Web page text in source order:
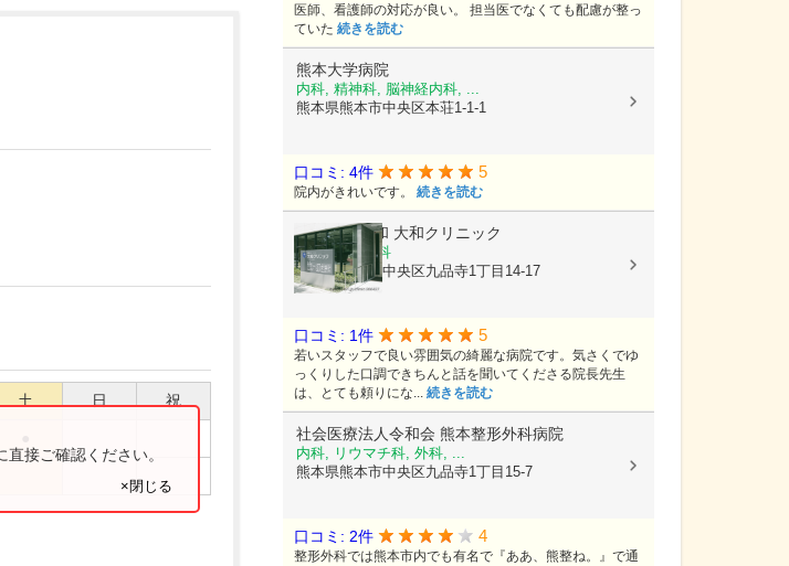
土 日 祝
接ご確認ください。
×閉じる
医師、看護師の対応が良い。 担当医でなくても配慮が整っ
ていた 続きを読む
熊本大学病院
内科, 精神科, 脳神経内科, ...
熊本県熊本市中央区本荘1-1-1
口コミ: 4件 5
院内がきれいです。 続きを読む
医療法人大和 大和クリニック
内科, 循環器科
熊本県熊本市中央区九品寺1丁目14-17
口コミ: 1件 5
若いスタッフで良い雰囲気の綺麗な病院です。気さくでゆ
っくりした口調できちんと話を聞いてくださる院長先生
は、とても頼りにな... 続きを読む
社会医療法人令和会 熊本整形外科病院
内科, リウマチ科, 外科, ...
熊本県熊本市中央区九品寺1丁目15-7
口コミ: 2件 4
整形外科では熊本市内でも有名で『ああ、熊整ね。』で通